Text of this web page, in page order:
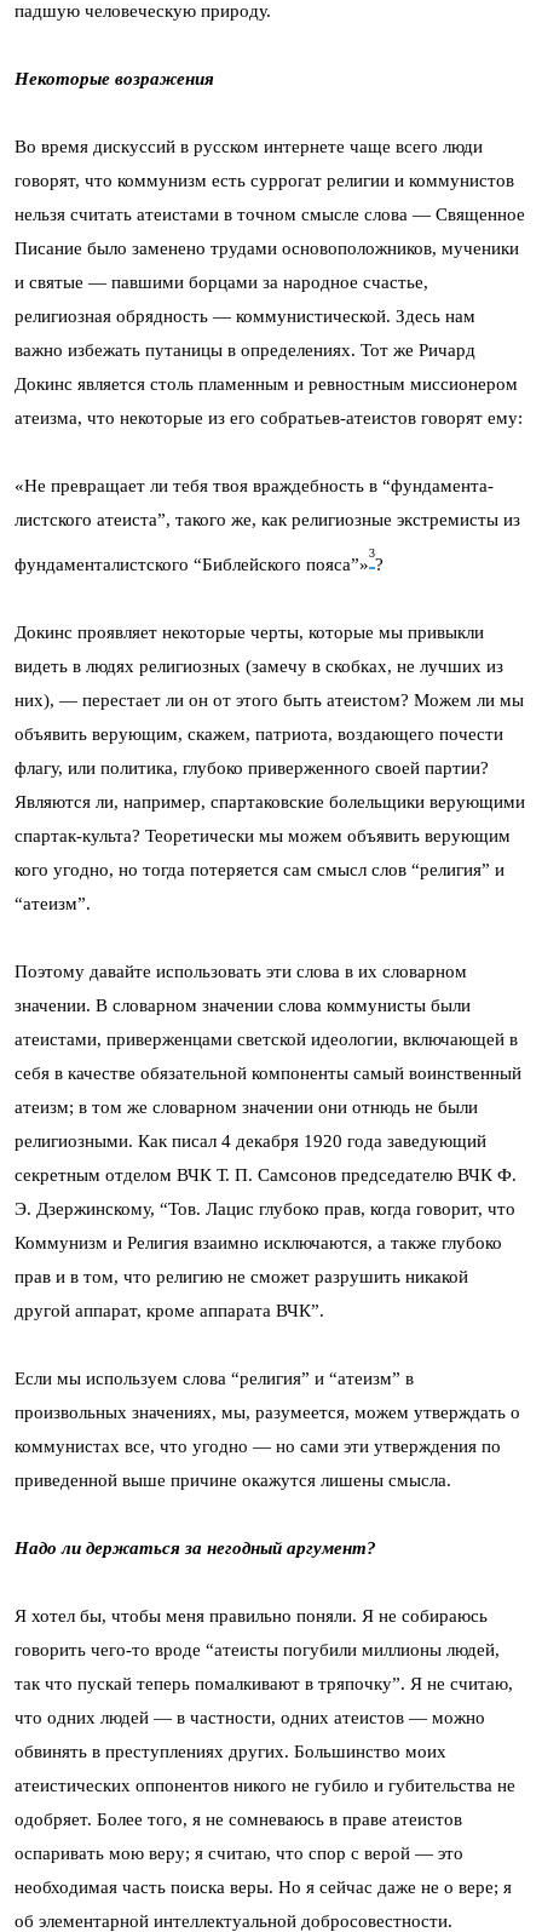
падшую человеческую природу.
Некоторые возражения
Во время дискуссий в русском интернете чаще всего люди
говорят, что коммунизм есть суррогат религии и коммунистов
нельзя считать атеистами в точном смысле слова — Священное
Писание было заменено трудами основоположников, мученики
и святые — павшими борцами за народное счастье,
религиозная обрядность — коммунистической. Здесь нам
важно избежать путаницы в определениях. Тот же Ричард
Докинс является столь пламенным и ревностным миссионером
атеизма, что некоторые из его собратьев-атеистов говорят ему:
«Не превращает ли тебя твоя враждебность в “фундамента­
лист­ского атеиста”, такого же, как религиозные экстремисты из
фундаменталистского “Библейского пояса”»
3
?
Докинс проявляет некоторые черты, которые мы привыкли
видеть в людях религиозных (замечу в скобках, не лучших из
них), — перестает ли он от этого быть атеистом? Можем ли мы
объявить верующим, скажем, патриота, воздающего почести
флагу, или политика, глубоко приверженного своей партии?
Являются ли, например, спартаковские болельщики верующими
спартак-культа? Теоретически мы можем объявить верующим
кого угодно, но тогда потеряется сам смысл слов “религия” и
“атеизм”.
Поэтому давайте использовать эти слова в их словарном
значении. В словарном значении слова коммунисты были
атеистами, приверженцами светской идеологии, включающей в
себя в качестве обязательной компоненты самый воинственный
атеизм; в том же словарном значении они отнюдь не были
религиозными. Как писал 4 декабря 1920 года заведующий
секретным отделом ВЧК Т. П. Самсонов председателю ВЧК Ф.
Э. Дзер­жинскому, “Тов. Лацис глубоко прав, когда говорит, что
Коммунизм и Религия взаимно исключаются, а также глубоко
прав и в том, что религию не сможет разрушить никакой
другой аппарат, кроме аппарата ВЧК”.
Если мы используем слова “религия” и “атеизм” в
произвольных значениях, мы, разумеется, можем утверждать о
коммунистах все, что угодно — но сами эти утверждения по
приведенной выше причине окажутся лишены смысла.
Надо ли держаться за негодный аргумент?
Я хотел бы, чтобы меня правильно поняли. Я не собираюсь
говорить чего-то вроде “атеисты погубили миллионы людей,
так что пускай теперь помалкивают в тряпочку”. Я не считаю,
что одних людей — в частности, одних атеистов — можно
обвинять в преступлениях других. Большинство моих
атеистических оппонентов никого не губило и губительства не
одобряет. Более того, я не сомневаюсь в праве атеистов
оспаривать мою веру; я считаю, что спор с верой — это
необходимая часть поиска веры. Но я сейчас даже не о вере; я
об элементарной интеллектуальной добросовестности.